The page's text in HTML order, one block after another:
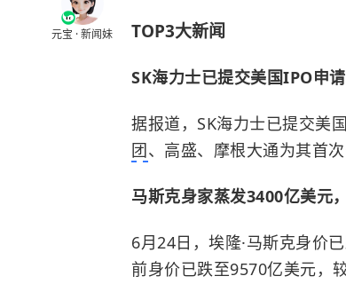
元宝 · 新闻妹 TOP3大新闻
SK海力士已提交美国IPO申请
据报道，SK海力士已提交美
团、高盛、摩根大通为其首
马斯克身家蒸发3400亿美元
6月24日，埃隆·马斯克身价
前身价已跌至9570亿美元，